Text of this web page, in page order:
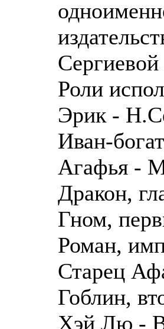
Роли
Эрик -
Иван-
Агафья -
Дракон,
Гном,
Роман,
Старец
Гоблин,
Хэй Лю -